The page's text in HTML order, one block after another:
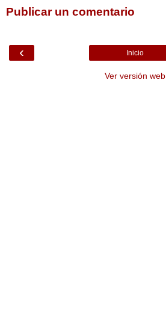
Publicar un comentario
‹ Inicio
Ver versión web